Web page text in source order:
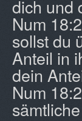
dich und
Num
sollst du
Anteil in
dein
Num